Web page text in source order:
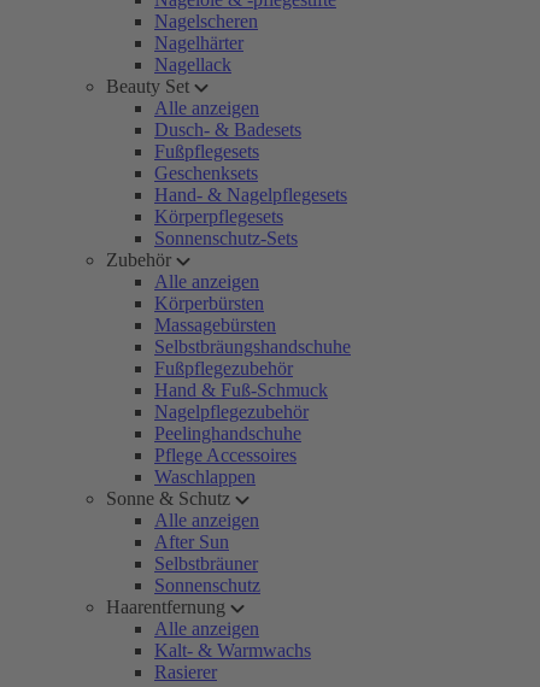
Nagelscheren
Nagelhärter
Nagellack
Beauty Set
Alle anzeigen
Dusch- & Badesets
Fußpflegesets
Geschenksets
Hand- & Nagelpflegesets
Körperpflegesets
Sonnenschutz-Sets
Zubehör
Alle anzeigen
Körperbürsten
Massagebürsten
Selbstbräungshandschuhe
Fußpflegezubehör
Hand & Fuß-Schmuck
Nagelpflegezubehör
Peelinghandschuhe
Pflege Accessoires
Waschlappen
Sonne & Schutz
Alle anzeigen
After Sun
Selbstbräuner
Sonnenschutz
Haarentfernung
Alle anzeigen
Kalt- & Warmwachs
Rasierer